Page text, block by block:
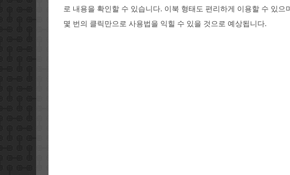
로 내용을 확인할 수 있습니다. 이북 형태도 편리하게 이용할 수 있으
몇 번의 클릭만으로 사용법을 익힐 수 있을 것으로 예상됩니다.